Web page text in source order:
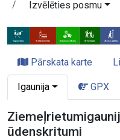
Izvēlēties posmu
Pārskata karte
Igaunija GPX
ūdenskritumi